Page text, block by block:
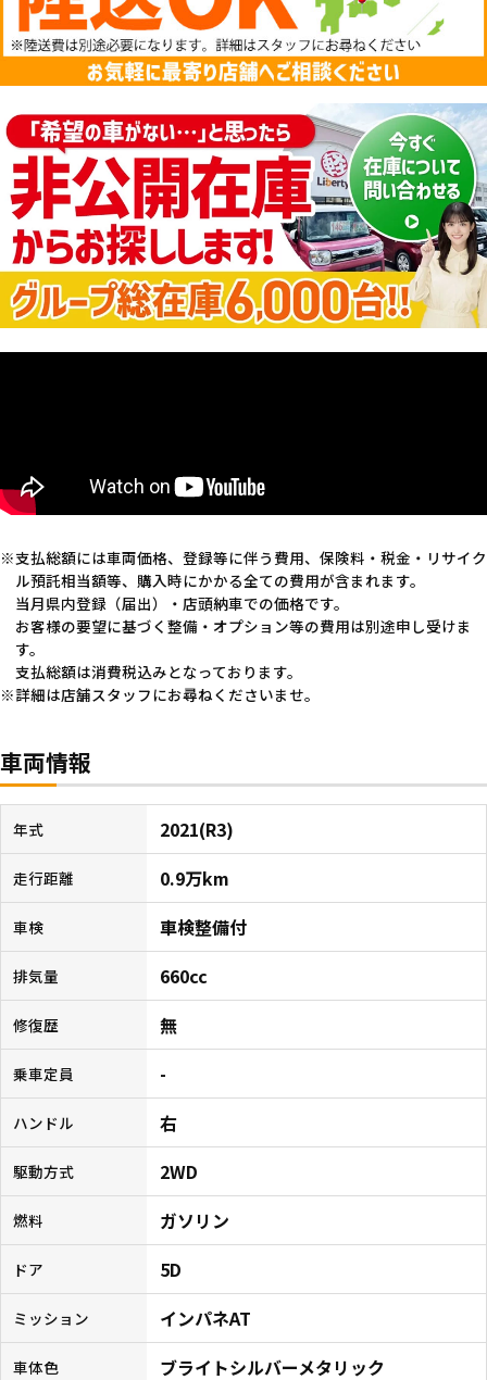
支払総額には車両価格、登録等に伴う費用、保険料・税金・リサイク
ル預託相当額等、購入時にかかる全ての費用が含まれます。
当月県内登録（届出）・店頭納車での価格です。
お客様の要望に基づく整備・オプション等の費用は別途申し受けま
す。
支払総額は消費税込みとなっております。
詳細は店舗スタッフにお尋ねくださいませ。
車両情報
年式 2021(R3)
走行距離 0.9万km
車検 車検整備付
排気量 660cc
修復歴 無
乗車定員 -
ハンドル 右
駆動方式 2WD
燃料 ガソリン
ドア 5D
ミッション インパネAT
車体色 ブライトシルバーメタリック